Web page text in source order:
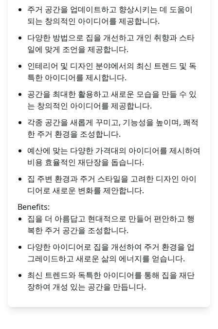
주거 공간을 업데이트하고 향상시키는 데 도움이
되는 창의적인 아이디어를 제공합니다.
다양한 방법으로 집을 개선하고 개인 취향과 스타
일에 맞게 조언을 제공합니다.
인테리어 및 디자인 분야에서의 최신 트렌드 및 독
특한 아이디어를 제시합니다.
공간을 최대한 활용하고 새로운 모습을 만들 수 있
는 창의적인 아이디어를 제공합니다.
각종 공간을 새롭게 꾸미고, 기능성을 높이며, 쾌적
한 주거 환경을 조성합니다.
예산에 맞는 다양한 가격대의 아이디어를 제시하여
비용 효율적인 재단장을 돕습니다.
집 주변 환경과 주거 스타일을 고려한 디자인 아이
디어로 새로운 변화를 제안합니다.
Benefits:
집을 더 아름답고 현대적으로 만들어 편안하고 행
복한 주거 공간을 조성합니다.
다양한 아이디어로 집을 개선하여 주거 환경을 업
그레이드하고 새로운 삶의 에너지를 얻습니다.
최신 트렌드와 독특한 아이디어를 통해 집을 재단
장하여 개성 있는 공간을 만듭니다.